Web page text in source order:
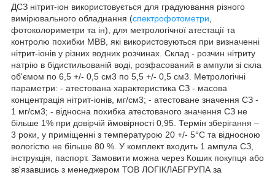
ДСЗ нітрит-іон використовується для градуювання різного
вимірювального обладнання (спектрофотометри
фотоколориметри та ін), для метрологічної атестації та
контролю похибки МВВ, які використовуються при визначенні
нітрит-іонів у різних водних розчинах. Склад - розчин нітриту
натрію в бідистильованій воді, розфасований в ампули зі скла
об'ємом по 6,5 +/- 0,5 см3 по 5,5 +/- 0,5 см3. Метрологічні
параметри: - атестована характеристика СЗ - масова
концентрація нітрит-іонів, мг/см3; - атестоване значення СЗ -
1 мг/см3; - відносна похибка атестованого значення СЗ не
більше 1% при довірчій ймовірності 0,95. Термін зберігання –
3 роки, у приміщенні з температурою 20 +/- 5°С та відносною
вологістю не більше 80 %. У комплект входить 1 ампула СЗ,
інструкція, паспорт. Замовити можна через Кошик покупця або
зв'язавшись з менеджером ТОВ ЛОГІКЛАБГРУПА за